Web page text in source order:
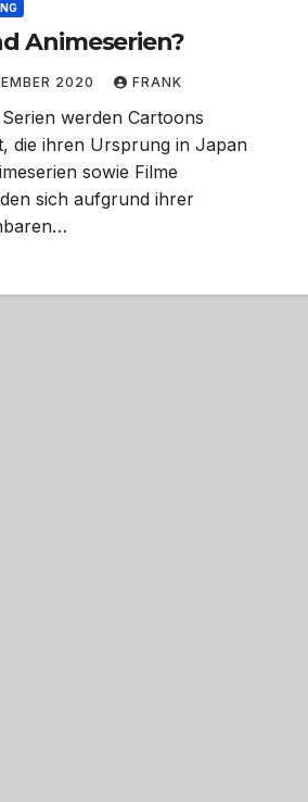
Animeserien?
2020 FRANK
werden Cartoons
die ihren Ursprung in Japan
sowie Filme
sich aufgrund ihrer